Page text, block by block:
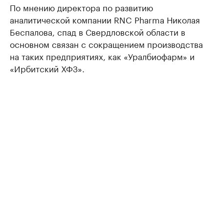
По мнению директора по развитию
аналитической компании RNC Pharma Николая
Беспалова, спад в Свердловской области в
основном связан с сокращением производства
на таких предприятиях, как «Уралбиофарм» и
«Ирбитский ХФЗ».